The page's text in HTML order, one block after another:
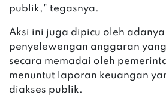
publik," tegasnya.
Aksi ini juga dipicu oleh
penyelewengan anggaran
secara memadai oleh
menuntut laporan keuangan
diakses publik.